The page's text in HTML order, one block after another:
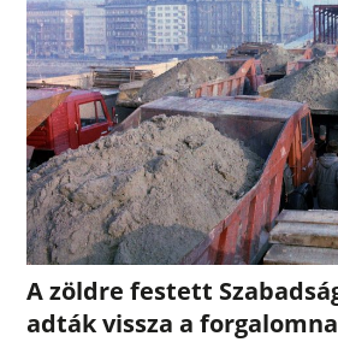
A zöldre festett
adták vissza a